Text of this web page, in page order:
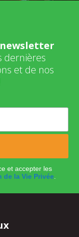
dernières
et de nos
et accepter les
la Vie Privée.